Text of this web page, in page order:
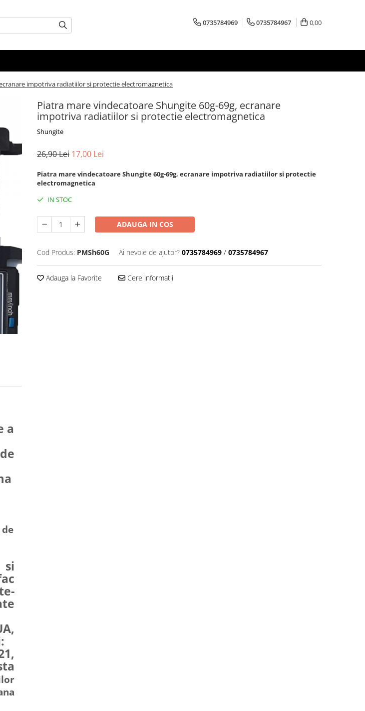
0735784969 0735784967 0,00
impotriva radiatiilor si protectie electromagnetica
Piatra mare vindecatoare Shungite 60g-69g, ecranare
impotriva radiatiilor si protectie electromagnetica
Shungite
26,90 Lei 17,00 Lei
Piatra mare vindecatoare Shungite 60g-69g, ecranare impotriva radiatiilor si protectie
electromagnetica
IN STOC
ADAUGA IN COS
Cod Produs: PMSh60G Ai nevoie de ajutor? 0735784969 / 0735784967
Adauga la Favorite Cere informatii
a